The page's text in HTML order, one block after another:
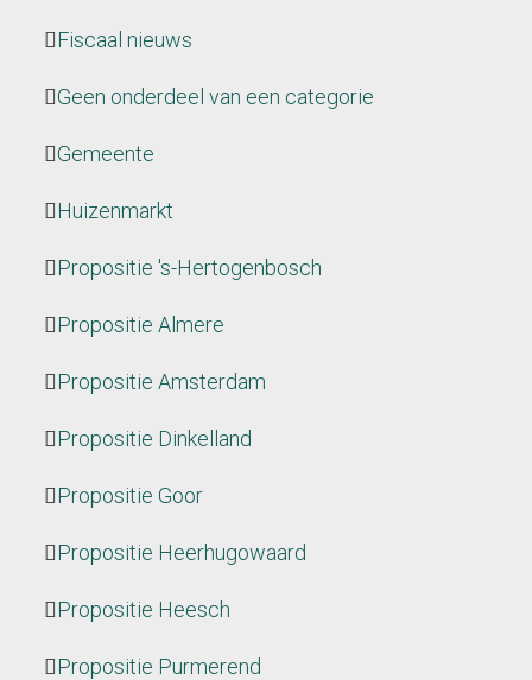
Fiscaal nieuws
Geen onderdeel van een categorie
Gemeente
Huizenmarkt
Propositie 's-Hertogenbosch
Propositie Almere
Propositie Amsterdam
Propositie Dinkelland
Propositie Goor
Propositie Heerhugowaard
Propositie Heesch
Propositie Purmerend